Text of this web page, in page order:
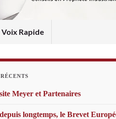
Voix Rapide
Meyer et Partenaires
longtemps, le Brevet